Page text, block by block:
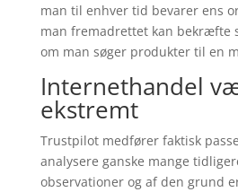
man til enhver tid bevarer ens
man fremadrettet kan bekræfte
om man søger produkter til en
Internethandel
ekstremt
Trustpilot medfører faktisk
analysere ganske mange
observationer og af den grund